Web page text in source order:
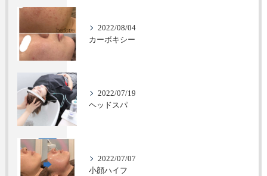
2022/08/04
カーボキシー
2022/07/19
ヘッドスパ
2022/07/07
小顔ハイフ